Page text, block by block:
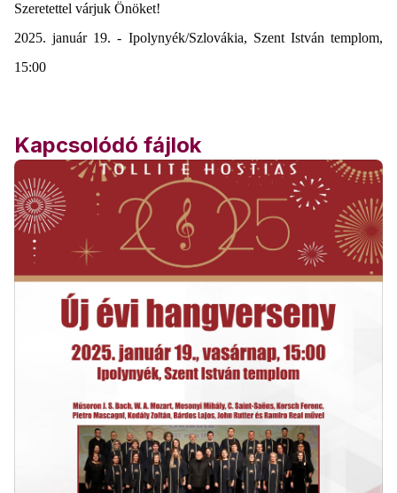
Szeretettel várjuk Önöket!
2025. január 19. - Ipolynyék/Szlovákia, Szent István templom,
15:00
Kapcsolódó fájlok